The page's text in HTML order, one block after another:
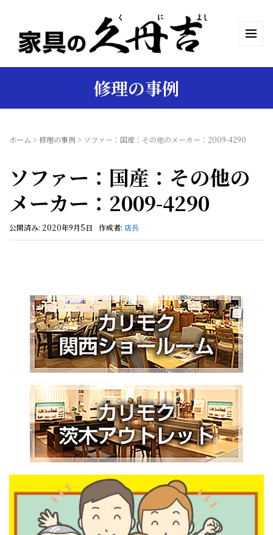
修理の事例
ホーム > 修理の事例 > ソファー：国産：その他のメーカー：2009-4290
ソファー：国産：その他の
メーカー：2009-4290
公開済み: 2020年9月5日 作成者: 店長